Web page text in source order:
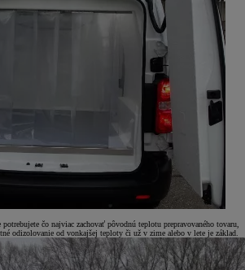
čo najviac zachovať pôvodnú teplotu prepravovaného tovaru,
odizolovanie od vonkajšej teploty či už v zime alebo v lete je základ.